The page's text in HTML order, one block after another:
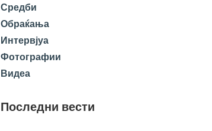
Средби
Обраќања
Интервјуа
Фотографии
Видеа
Последни вести